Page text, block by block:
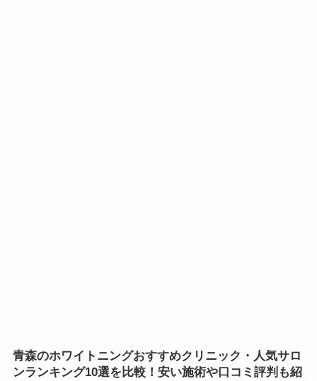
青森のホワイトニングおすすめクリニック・人気サロ
ンランキング10選を比較！安い施術や口コミ評判も紹